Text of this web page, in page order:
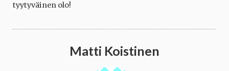
tyytyväinen olo!
Matti Koistinen